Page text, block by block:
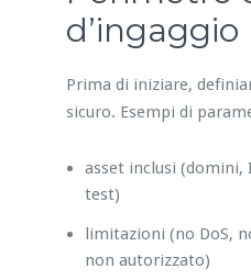
d’ingaggio
Prima di iniziare,
sicuro. Esempi di
asset inclusi (domini,
test)
limitazioni (no DoS,
non autorizzato)